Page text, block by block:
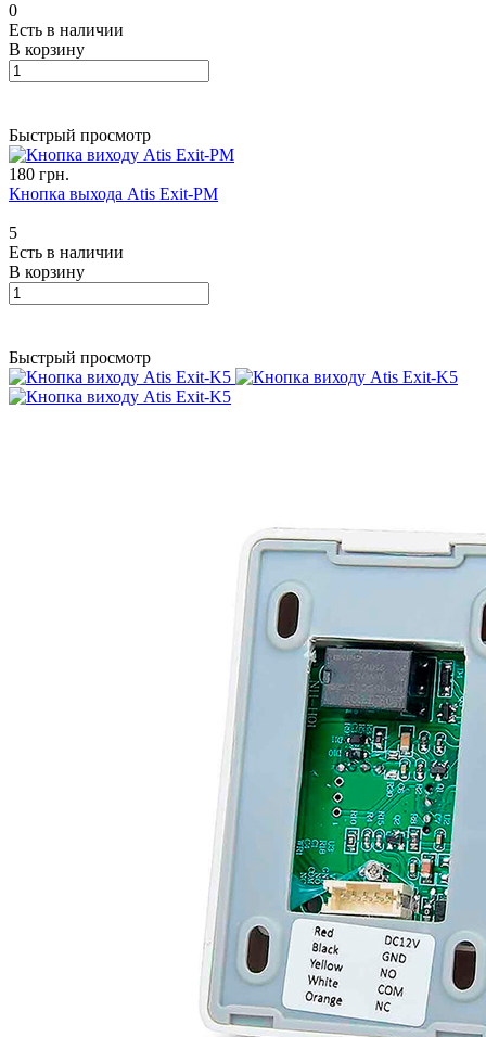
0
Есть в наличии
В корзину
Быстрый просмотр
180 грн.
Кнопка выхода Atis Exit-PM
5
Есть в наличии
В корзину
Быстрый просмотр